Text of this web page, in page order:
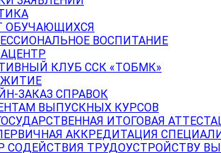
ОБУЧАЮЩИХСЯ
ВОСПИТАНИЕ
КЛУБ ССК «ТОБМК»
ЗАКАЗ СПРАВОК
ВЫПУСКНЫХ КУРСОВ
ИТОГОВАЯ
АККРЕДИТАЦИЯ
СОДЕЙСТВИЯ ТРУДОУСТРОЙСТВУ